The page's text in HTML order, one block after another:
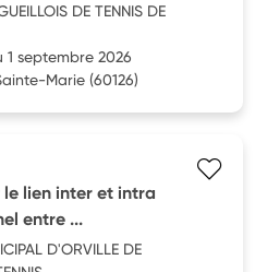
DE TENNIS DE
septembre 2026
Marie (60126)
lien inter et intra
entre ...
D'ORVILLE DE